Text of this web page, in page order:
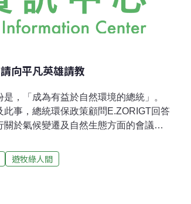
向平凡英雄請教
，「成為有益於自然環境的總統」。
事，總統環保政策顧問E.ZORIGT回答
於氣候變遷及自然生態方面的會議，
計畫上。但該計畫的資金分配給蒙古21
。而韓國支持該項計畫，並決定資助
遊牧綠人間